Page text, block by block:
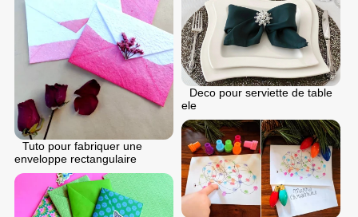
Tuto pour fabriquer une
enveloppe rectangulaire
Deco pour serviette de table
ele